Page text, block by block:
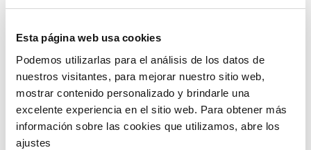
Esta página web usa cookies
Podemos utilizarlas para el análisis de los datos de
nuestros visitantes, para mejorar nuestro sitio web,
mostrar contenido personalizado y brindarle una
excelente experiencia en el sitio web. Para obtener más
información sobre las cookies que utilizamos, abre los
ajustes
Beauté